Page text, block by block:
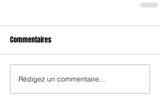
Commentaires
Rédigez un commentaire...